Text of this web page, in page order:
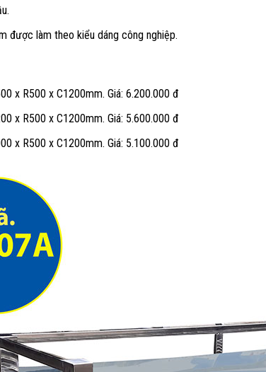
được làm theo kiểu dáng công nghiệp.
x R500 x C1200mm. Giá: 6.200.000 đ
x R500 x C1200mm. Giá: 5.600.000 đ
x R500 x C1200mm. Giá: 5.100.000 đ